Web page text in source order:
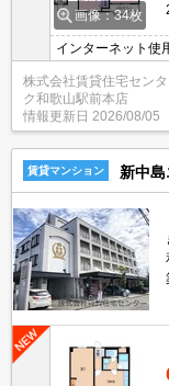
画像：34枚
インターネット使
用の交渉は、賃貸
株式会社賃貸住宅セン
ク和歌山駅前本店
情報更新日 2026/08/05
賃貸マンション 新中